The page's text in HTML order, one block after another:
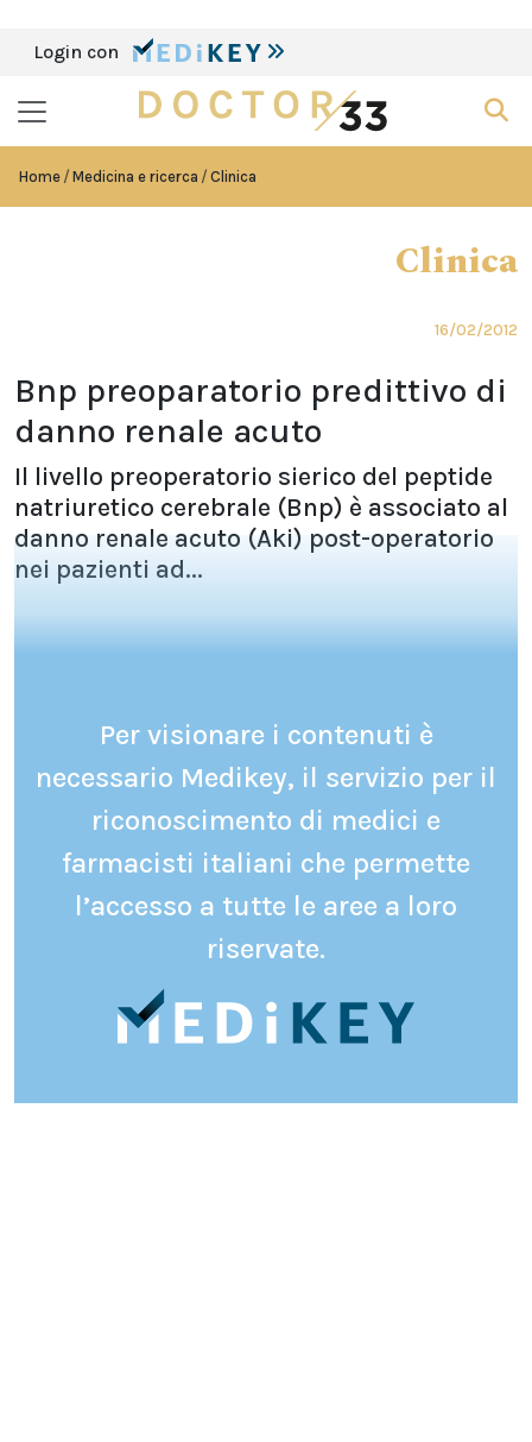
Login con
Home Medicina e ricerca Clinica
Clinica
16/02/2012
Bnp preoparatorio predittivo di
danno renale acuto
Il livello preoperatorio sierico del peptide
natriuretico cerebrale (Bnp) è associato al
danno renale acuto (Aki) post-operatorio
nei pazienti ad...
Per visionare i contenuti è
necessario Medikey, il servizio per il
riconoscimento di medici e
farmacisti italiani che permette
l’accesso a tutte le aree a loro
riservate.